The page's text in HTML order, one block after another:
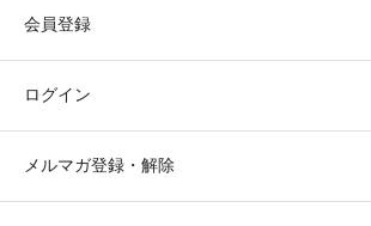
会員登録
ログイン
メルマガ登録・解除